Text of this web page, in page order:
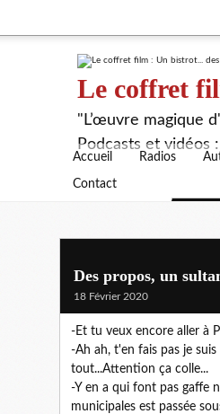
Le coffret
"L’œuvre magique
Podcasts et vidéos
Accueil Radios
Contact
Des propos, un
18 Février 2020
-Et tu veux encore aller à
-Ah ah, t'en fais pas je
tout...Attention ça colle...
-Y en a qui font pas gaffe
municipales est passée